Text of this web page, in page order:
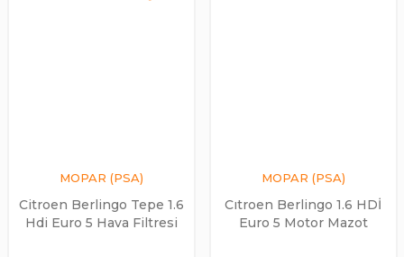
MOPAR (PSA)
Citroen Berlingo Tepe 1.6
Hdi Euro 5 Hava Filtresi
MOPAR (PSA)
Cıtroen Berlingo 1.6 HDİ
Euro 5 Motor Mazot